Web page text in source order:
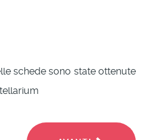
schede sono state ottenute